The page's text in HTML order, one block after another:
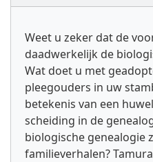
Weet u zeker dat de
daadwerkelijk de
Wat doet u met
pleegouders in uw
betekenis van een
scheiding in de
biologische genealogie
familieverhalen?